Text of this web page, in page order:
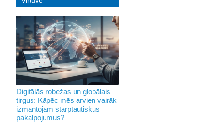
Digitālās robežas un globālais
tirgus: Kāpēc mēs arvien vairāk
izmantojam starptautiskus
pakalpojumus?